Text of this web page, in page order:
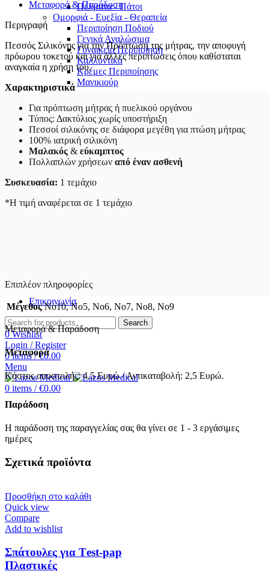
Πέλματα - Πάτοι
Ομορφιά - Ευεξία - Θεραπεία
Περιποίηση Ποδιού
Γενικά Αναλώσιμα
Γυναικεία Περιποίηση
Καλλυντικά
Κρέμες Περιποίησης
Μανικιούρ
Επικοινωνία
Search
0 Wishlist
Login / Register
0items / €0.00
Menu
0 items / €0.00
Μεταφορά & Παράδοση
Περιγραφή
Πεσσός Σιλικόνης για την Πρόπτωση της μήτρας, την αποφυγή
πρόωρου τοκετού και για άλλες περιπτώσεις όπου καθίσταται
αναγκαία η χρήση του.
Χαρακτηριστικά
Για πρόπτωση μήτρας ή πυελικού οργάνου
Τύπος: Δακτύλιος χωρίς υποστήριξη
Πεσσοί σιλικόνης σε διάφορα μεγέθη για πτώση μήτρας
100% ιατρική σιλικόνη
Μαλακός & εύκαμπτος
Πολλαπλών χρήσεων από έναν ασθενή
Συσκευασία: 1 τεμάχιο
*Η τιμή αναφέρεται σε 1 τεμάχιο
Επιπλέον πληροφορίες
Μέγεθος No10, No5, No6, No7, No8, No9
Μεταφορά & Παράδοση
Μεταφορά
Κόστος αποστολής: 4.5 Ευρώ / Αντικαταβολή: 2,5 Ευρώ.
Παράδοση
Η παράδοση της παραγγελίας σας θα γίνει σε 1 - 3 εργάσιμες
ημέρες
Σχετικά προϊόντα
Προσθήκη στο καλάθι
Quick view
Compare
Add to wishlist
Σπάτουλες για Τest-pap
Πλαστικές